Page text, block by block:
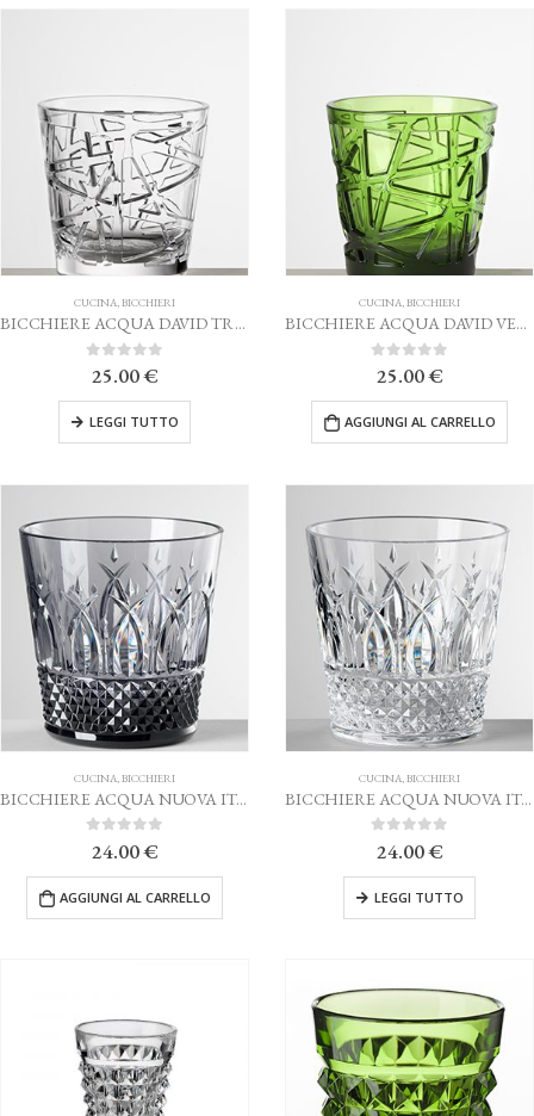
CUCINA,BICCHIERI
BICCHIERE ACQUA DAVID TRASPARENTE MARIO LUCA GIUSTI
Su 5
25.00€
LEGGI TUTTO
CUCINA,BICCHIERI
BICCHIERE ACQUA DAVID VERDE MARIO LUCA GIUSTI
Su 5
25.00€
AGGIUNGI AL CARRELLO
CUCINA,BICCHIERI
BICCHIERE ACQUA NUOVA ITALIA GRIGIO MARIO LUCA GIUSTI
Su 5
24.00€
AGGIUNGI AL CARRELLO
CUCINA,BICCHIERI
BICCHIERE ACQUA NUOVA ITALIA TRASPARENTE MARIO LUCA GIUSTI
Su 5
24.00€
LEGGI TUTTO